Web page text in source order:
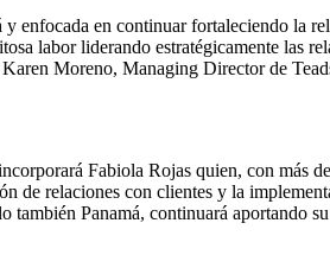
y enfocada en continuar fortaleciendo
labor liderando estratégicamente
Karen Moreno, Managing Director de
Fabiola Rojas quien, con más
de relaciones con clientes y la
también Panamá, continuará aportando